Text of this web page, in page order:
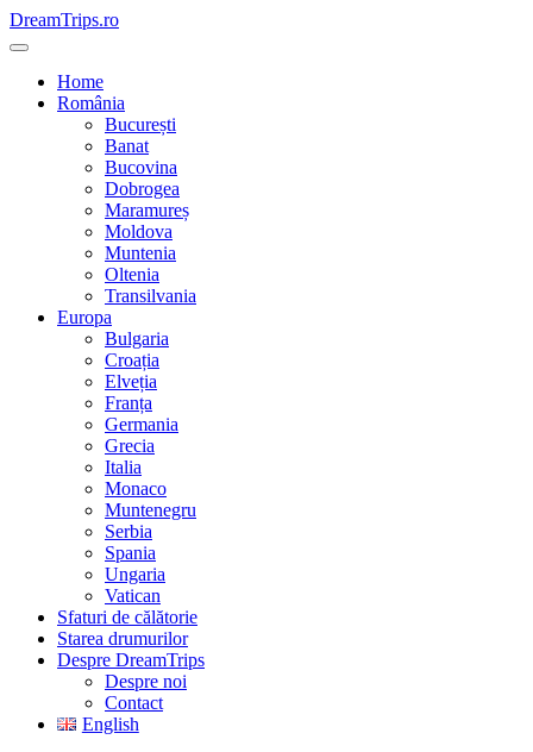
Skip
to
DreamTrips.ro
Home
România
București
Banat
Bucovina
Dobrogea
Maramureș
Moldova
Muntenia
Oltenia
Transilvania
Europa
Bulgaria
Croația
Elveția
Franța
Germania
Grecia
Italia
Monaco
Muntenegru
Serbia
Spania
Ungaria
Vatican
Sfaturi de călătorie
Starea drumurilor
Despre DreamTrips
Despre noi
Contact
English